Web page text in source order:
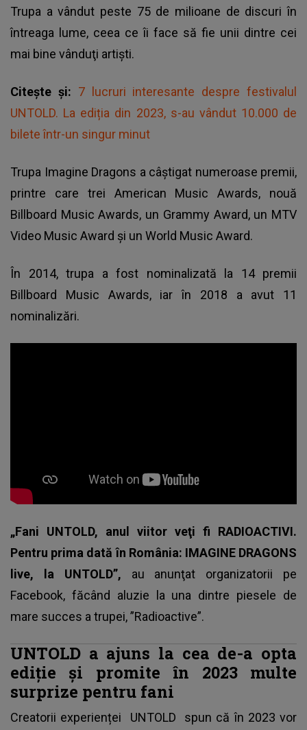
Trupa a vândut peste 75 de milioane de discuri în
întreaga lume, ceea ce îi face să fie unii dintre cei
mai bine vânduţi artişti.
Citește și: 7 lucruri interesante despre festivalul
UNTOLD. La ediția din 2023, s-au vândut 10.000 de
bilete într-un singur minut
Trupa Imagine Dragons a câştigat numeroase premii,
printre care trei American Music Awards, nouă
Billboard Music Awards, un Grammy Award, un MTV
Video Music Award şi un World Music Award.
În 2014, trupa a fost nominalizată la 14 premii
Billboard Music Awards, iar în 2018 a avut 11
nominalizări.
„Fani UNTOLD, anul viitor veţi fi RADIOACTIVI.
Pentru prima dată în România: IMAGINE DRAGONS
live, la UNTOLD”, au anunţat organizatorii pe
Facebook, făcând aluzie la una dintre piesele de
mare succes a trupei, ”Radioactive”.
UNTOLD a ajuns la cea de-a opta
ediție și promite în 2023 multe
surprize pentru fani
Creatorii experienței UNTOLD spun că în 2023 vor